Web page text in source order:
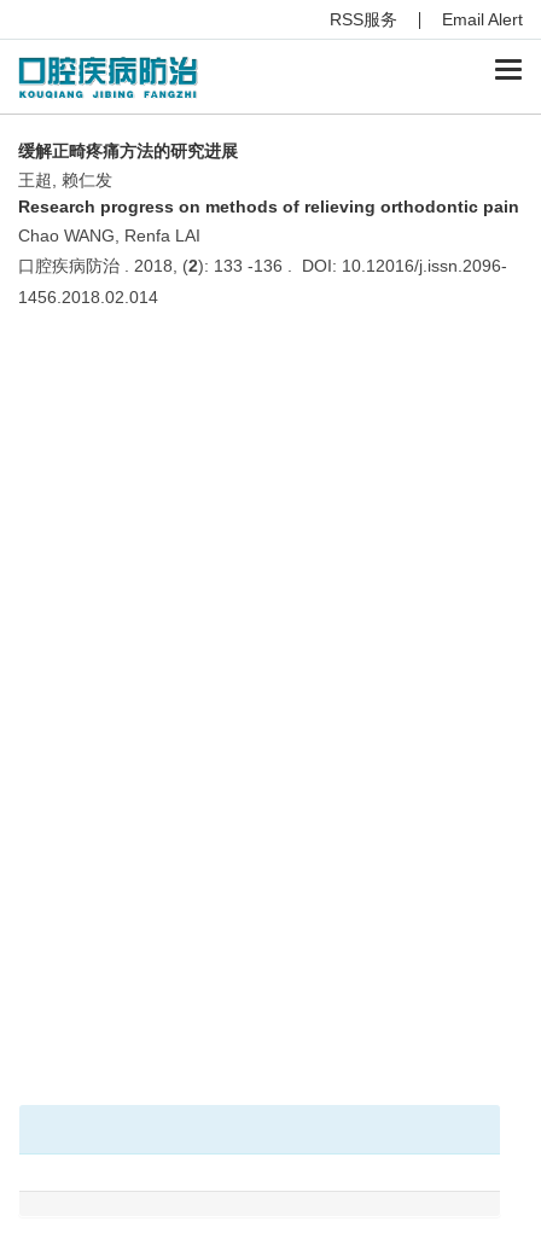
RSS服务 Email Alert
缓解正畸疼痛方法的研究进展
王超, 赖仁发
Research progress on methods of relieving orthodontic pain
Chao WANG, Renfa LAI
口腔疾病防治 . 2018, (2): 133 -136 . DOI: 10.12016/j.issn.2096-
1456.2018.02.014